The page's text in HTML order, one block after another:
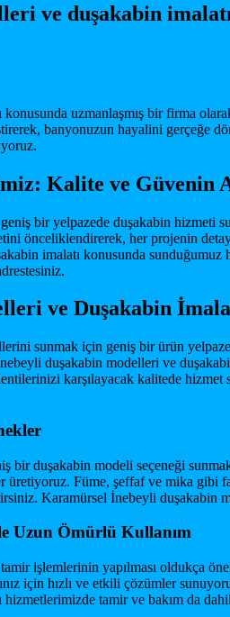
ve duşakabin
uzmanlaşmış bir firma
banyonuzun hayalini
Kalite ve Güvenin
bir yelpazede duşakabin hizmeti
önceliklendirerek, her projenin
imalatı konusunda sunduğumuz
ve Duşakabin
sunmak için geniş bir ürün
duşakabin modelleri ve
karşılayacak kalitede
duşakabin modeli seçeneği
Füme, şeffaf ve mika
Karamürsel İnebeyli duşakabin
Uzun Ömürlü Kullanım
işlemlerinin yapılması oldukça
için hızlı ve etkili çözümler
tamir ve bakım da